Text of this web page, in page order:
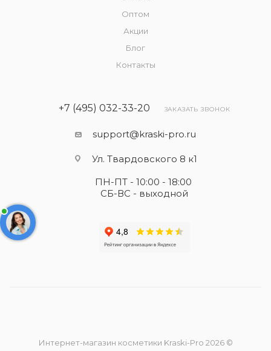
Оптом
Акции
Блог
Контакты
+7 (495) 032-33-20 ЗАКАЗАТЬ ЗВОНОК
support@kraski-pro.ru
Ул. Твардовского 8 к1
ПН-ПТ - 10:00 - 18:00
СБ-ВС - выходной
Интернет-магазин косметики Kraski-Pro 2026 ©